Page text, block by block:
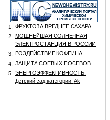
1.
ФРУКТОЗА ВРЕДНЕЕ САХАРА
2.
МОЩНЕЙШАЯ СОЛНЕЧНАЯ
ЭЛЕКТРОСТАНЦИЯ В РОССИИ
3.
ВОЗДЕЙСТВИЕ КОФЕИНА
4.
ЗАЩИТА СОЕВЫХ ПОСЕВОВ
5.
ЭНЕРГОЭФФЕКТИВНОСТЬ:
Детский сад категории [Аk